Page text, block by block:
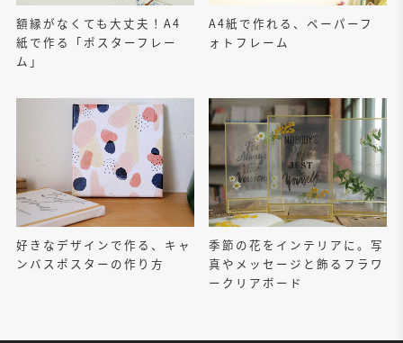
額縁がなくても大丈夫！A4
紙で作る「ポスターフレー
ム」
A4紙で作れる、ペーパーフ
ォトフレーム
好きなデザインで作る、キャ
ンバスポスターの作り方
季節の花をインテリアに。写
真やメッセージと飾るフラワ
ークリアボード